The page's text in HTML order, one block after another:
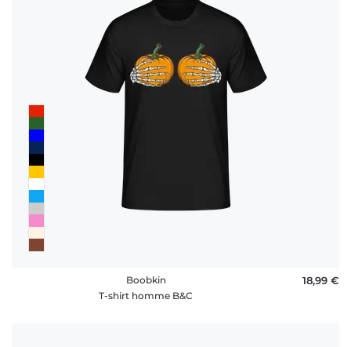
Boobkin
T-shirt homme B&C
18,99 €